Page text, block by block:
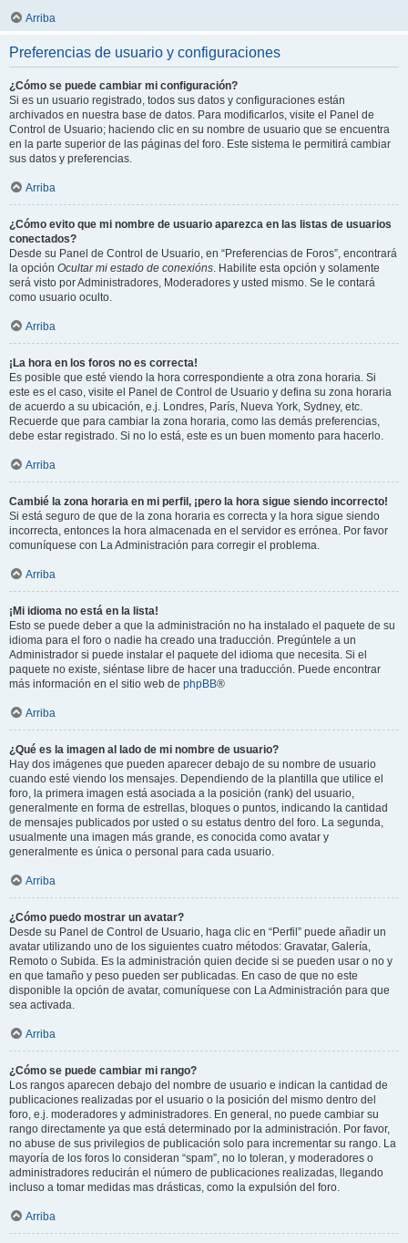
Arriba
Preferencias de usuario y configuraciones
¿Cómo se puede cambiar mi configuración?
Si es un usuario registrado, todos sus datos y configuraciones están
archivados en nuestra base de datos. Para modificarlos, visite el Panel de
Control de Usuario; haciendo clic en su nombre de usuario que se encuentra
en la parte superior de las páginas del foro. Este sistema le permitirá cambiar
sus datos y preferencias.
Arriba
¿Cómo evito que mi nombre de usuario aparezca en las listas de usuarios
conectados?
Desde su Panel de Control de Usuario, en “Preferencias de Foros”, encontrará
la opción Ocultar mi estado de conexións. Habilite esta opción y solamente
será visto por Administradores, Moderadores y usted mismo. Se le contará
como usuario oculto.
Arriba
¡La hora en los foros no es correcta!
Es posible que esté viendo la hora correspondiente a otra zona horaria. Si
este es el caso, visite el Panel de Control de Usuario y defina su zona horaria
de acuerdo a su ubicación, e.j. Londres, París, Nueva York, Sydney, etc.
Recuerde que para cambiar la zona horaria, como las demás preferencias,
debe estar registrado. Si no lo está, este es un buen momento para hacerlo.
Arriba
Cambié la zona horaria en mi perfil, ¡pero la hora sigue siendo incorrecto!
Si está seguro de que de la zona horaria es correcta y la hora sigue siendo
incorrecta, entonces la hora almacenada en el servidor es errónea. Por favor
comuníquese con La Administración para corregir el problema.
Arriba
¡Mi idioma no está en la lista!
Esto se puede deber a que la administración no ha instalado el paquete de su
idioma para el foro o nadie ha creado una traducción. Pregúntele a un
Administrador si puede instalar el paquete del idioma que necesita. Si el
paquete no existe, siéntase libre de hacer una traducción. Puede encontrar
más información en el sitio web de phpBB®
Arriba
¿Qué es la imagen al lado de mi nombre de usuario?
Hay dos imágenes que pueden aparecer debajo de su nombre de usuario
cuando esté viendo los mensajes. Dependiendo de la plantilla que utilice el
foro, la primera imagen está asociada a la posición (rank) del usuario,
generalmente en forma de estrellas, bloques o puntos, indicando la cantidad
de mensajes publicados por usted o su estatus dentro del foro. La segunda,
usualmente una imagen más grande, es conocida como avatar y
generalmente es única o personal para cada usuario.
Arriba
¿Cómo puedo mostrar un avatar?
Desde su Panel de Control de Usuario, haga clic en “Perfil” puede añadir un
avatar utilizando uno de los siguientes cuatro métodos: Gravatar, Galería,
Remoto o Subida. Es la administración quien decide si se pueden usar o no y
en que tamaño y peso pueden ser publicadas. En caso de que no este
disponible la opción de avatar, comuníquese con La Administración para que
sea activada.
Arriba
¿Cómo se puede cambiar mi rango?
Los rangos aparecen debajo del nombre de usuario e indican la cantidad de
publicaciones realizadas por el usuario o la posición del mismo dentro del
foro, e.j. moderadores y administradores. En general, no puede cambiar su
rango directamente ya que está determinado por la administración. Por favor,
no abuse de sus privilegios de publicación solo para incrementar su rango. La
mayoría de los foros lo consideran “spam”, no lo toleran, y moderadores o
administradores reducirán el número de publicaciones realizadas, llegando
incluso a tomar medidas mas drásticas, como la expulsión del foro.
Arriba